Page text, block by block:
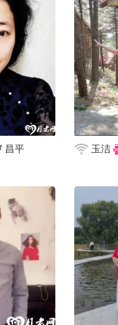
昌平 玉洁